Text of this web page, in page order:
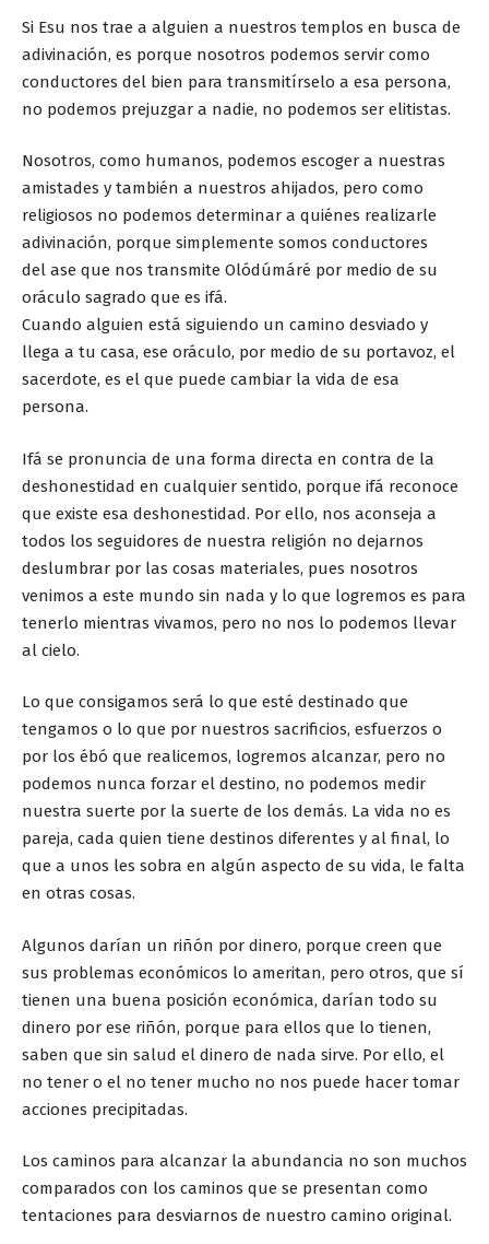
Si Esu nos trae a alguien a nuestros templos en busca de
adivinación, es porque nosotros podemos servir como
conductores del bien para transmitírselo a esa persona,
no podemos prejuzgar a nadie, no podemos ser elitistas.
Nosotros, como humanos, podemos escoger a nuestras
amistades y también a nuestros ahijados, pero como
religiosos no podemos determinar a quiénes realizarle
adivinación, porque simplemente somos conductores
del ase que nos transmite Olódúmáré por medio de su
oráculo sagrado que es ifá.
Cuando alguien está siguiendo un camino desviado y
llega a tu casa, ese oráculo, por medio de su portavoz, el
sacerdote, es el que puede cambiar la vida de esa
persona.
Ifá se pronuncia de una forma directa en contra de la
deshonestidad en cualquier sentido, porque ifá reconoce
que existe esa deshonestidad. Por ello, nos aconseja a
todos los seguidores de nuestra religión no dejarnos
deslumbrar por las cosas materiales, pues nosotros
venimos a este mundo sin nada y lo que logremos es para
tenerlo mientras vivamos, pero no nos lo podemos llevar
al cielo.
Lo que consigamos será lo que esté destinado que
tengamos o lo que por nuestros sacrificios, esfuerzos o
por los ébó que realicemos, logremos alcanzar, pero no
podemos nunca forzar el destino, no podemos medir
nuestra suerte por la suerte de los demás. La vida no es
pareja, cada quien tiene destinos diferentes y al final, lo
que a unos les sobra en algún aspecto de su vida, le falta
en otras cosas.
Algunos darían un riñón por dinero, porque creen que
sus problemas económicos lo ameritan, pero otros, que sí
tienen una buena posición económica, darían todo su
dinero por ese riñón, porque para ellos que lo tienen,
saben que sin salud el dinero de nada sirve. Por ello, el
no tener o el no tener mucho no nos puede hacer tomar
acciones precipitadas.
Los caminos para alcanzar la abundancia no son muchos
comparados con los caminos que se presentan como
tentaciones para desviarnos de nuestro camino original.